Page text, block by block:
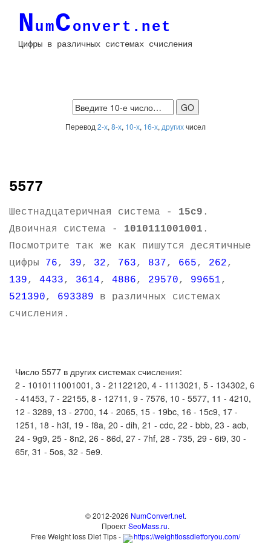
NumConvert.net
Цифры в различных системах счисления
Перевод 2-х, 8-х, 10-х, 16-х, другихчисел
5577
Шестнадцатеричная система - 15c9 .
Двоичная система - 1010111001001 .
Посмотрите так же как пишутся десятичные
цифры 76, 39, 32, 763, 837, 665, 262,
139, 4433, 3614, 4886, 29570, 99651,
521390, 693389 в различных системах
счисления.
Число 5577 в других системах счисления:
2 - 1010111001001, 3 - 21122120, 4 - 1113021, 5 - 134302, 6
- 41453, 7 - 22155, 8 - 12711, 9 - 7576, 10 - 5577, 11 - 4210,
12 - 3289, 13 - 2700, 14 - 2065, 15 - 19bc, 16 - 15c9, 17 -
1251, 18 - h3f, 19 - f8a, 20 - dih, 21 - cdc, 22 - bbb, 23 - acb,
24 - 9g9, 25 - 8n2, 26 - 86d, 27 - 7hf, 28 - 735, 29 - 6i9, 30 -
65r, 31 - 5os, 32 - 5e9.
© 2012-2026 NumConvert.net.
ПроектSeoMass.ru.
Free Weight loss Diet Tips -
https://weightlossdietforyou.com/